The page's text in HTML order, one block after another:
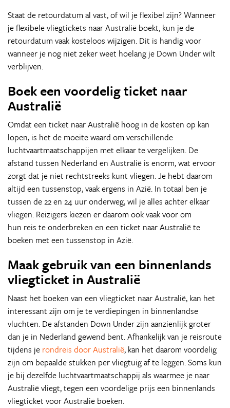
Staat de retourdatum al vast, of wil je flexibel zijn? Wanneer
je flexibele vliegtickets naar Australië boekt, kun je de
retourdatum vaak kosteloos wijzigen. Dit is handig voor
wanneer je nog niet zeker weet hoelang je Down Under wilt
verblijven.
Boek een voordelig ticket naar
Australië
Omdat een ticket naar Australië hoog in de kosten op kan
lopen, is het de moeite waard om verschillende
luchtvaartmaatschappijen met elkaar te vergelijken. De
afstand tussen Nederland en Australië is enorm, wat ervoor
zorgt dat je niet rechtstreeks kunt vliegen. Je hebt daarom
altijd een tussenstop, vaak ergens in Azië. In totaal ben je
tussen de 22 en 24 uur onderweg, wil je alles achter elkaar
vliegen. Reizigers kiezen er daarom ook vaak voor om
hun reis te onderbreken en een ticket naar Australië te
boeken met een tussenstop in Azië.
Maak gebruik van een binnenlands
vliegticket in Australië
Naast het boeken van een vliegticket naar Australië, kan het
interessant zijn om je te verdiepingen in binnenlandse
vluchten. De afstanden Down Under zijn aanzienlijk groter
dan je in Nederland gewend bent. Afhankelijk van je reisroute
tijdens je rondreis door Australië, kan het daarom voordelig
zijn om bepaalde stukken per vliegtuig af te leggen. Soms kun
je bij dezelfde luchtvaartmaatschappij als waarmee je naar
Australië vliegt, tegen een voordelige prijs een binnenlands
vliegticket voor Australië boeken.